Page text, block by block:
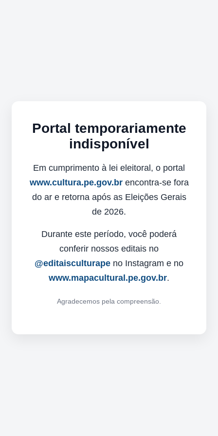
Portal temporariamente
indisponível
Em cumprimento à lei eleitoral, o portal
www.cultura.pe.gov.brencontra-se fora
do ar e retorna após as Eleições Gerais
de 2026.
Durante este período, você poderá
conferir nossos editais no
@editaisculturape no Instagram e no
www.mapacultural.pe.gov.br.
Agradecemos pela compreensão.